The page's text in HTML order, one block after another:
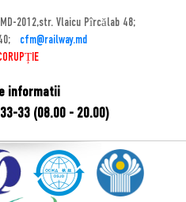
2012,str. Vlaicu Pîrcălab 48;
cfm@railway.md
informatii
33 (08.00 - 20.00)